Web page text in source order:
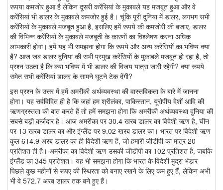
रूपया कमजोर हुआ है लेकिन दूसरी करेंसियां के मुकाबले यह मजबूत हुआ और वे
करेंसियां भी डालर के मुकाबले कमजोर हुई है। चूंकि पूरी दुनिया में डालर, लगभग सभी
करेंसियों के मुकाबले मजबूत हुआ है, इसलिए हमें रूपये की कमजोरी की बजाए, डालर
की विभिन्न करेंसियों के मुकाबले मजबूती के कारणों का विश्लेषण करना अधिक
लाभकारी होगा। हमें यह भी समझना होगा कि रूपये और अन्य करेंसियों का भविष्य क्या
है? आज जब डालर दुनिया की सभी प्रमुख करेंसियों के मुकाबले मजबूत हो रहा है, तो
प्रश्न उठता है कि क्या भविष्य में भी डालर की विजय यात्रा जारी रहेगी? क्या रूपये
समेत सभी करेंसियां डालर के सामने घूटने टेक देंगी?
इस प्रश्न के उत्तर में हमें अमरीकी अर्थव्यवस्था की वास्तविकता के बारे में जानना
होगा। यह सर्वविदित ही है कि जहां हम श्रीलंका, पाकिस्तान, यूरोपीय देशों आदि की
ऋणग्रस्तता की बात करते हैं तो हमें समझना होगा कि अमरीकी अर्थव्यवस्था दुनिया की
सबसे बड़ी कर्जदार है। आज अमरीका पर 30.4 खरब डालर का विदेशी ऋण है, चीन
पर 13 खरब डालर का और इंग्लैंड पर 9.02 खरब डालर का। भारत पर विदेशी ऋण
कुल 614.9 अरब डालर का ही विदेशी ऋण है, जो हमारी जीडीपी का मात्र 20
प्रतिशत ही है। अमरीका का विदेशी ऋण उसकी जीडीपी का 102 प्रतिशत है, जबकि
इंग्लैंड का 345 प्रतिशत। यह भी समझना होगा कि भारत के विदेशी मुद्रा भंडार
पिछले कुछ महीनों से रूपए की स्थिरता को बनाए रखने के लिए कम हुए हैं, लेकिन अभी
भी वे 572.7 अरब डालर तक बने हुए हैं।